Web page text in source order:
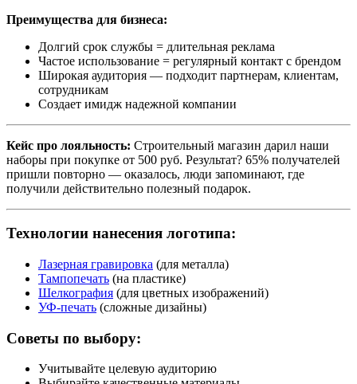
Преимущества для бизнеса:
Долгий срок службы = длительная реклама
Частое использование = регулярный контакт с брендом
Широкая аудитория — подходит партнерам, клиентам,
сотрудникам
Создает имидж надежной компании
Кейс про лояльность: Строительный магазин дарил наши
наборы при покупке от 500 руб. Результат? 65% получателей
пришли повторно — оказалось, люди запоминают, где
получили действительно полезный подарок.
Технологии нанесения логотипа:
Лазерная гравировка (для металла)
Тампопечать (на пластике)
Шелкография (для цветных изображений)
УФ-печать (сложные дизайны)
Советы по выбору:
Учитывайте целевую аудиторию